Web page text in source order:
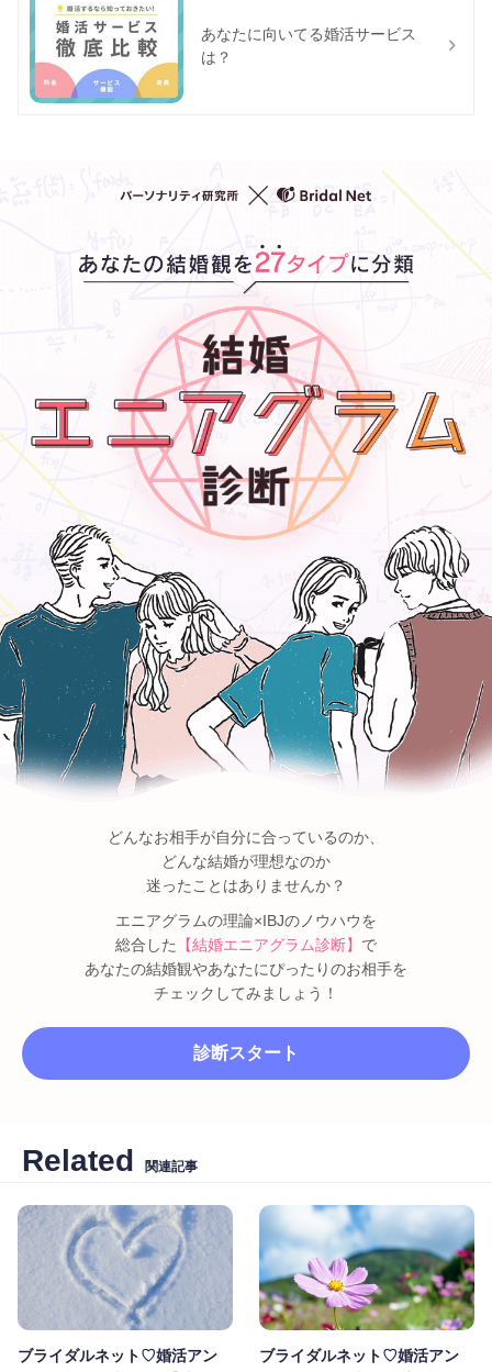
あなたに向いてる婚活サービス
は？
どんなお相手が自分に合っているのか、
どんな結婚が理想なのか
迷ったことはありませんか？
エニアグラムの理論×IBJのノウハウを
総合した
【結婚エニアグラム診断】 で
あなたの結婚観やあなたにぴったりのお相手を
チェックしてみましょう！
診断スタート
Related 関連記事
ブライダルネット♡婚活アン
ブライダルネット♡婚活アン